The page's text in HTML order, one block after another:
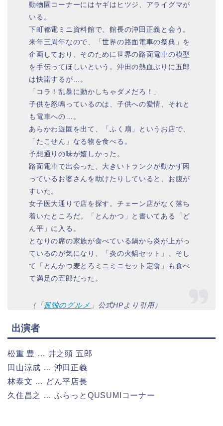
動物園コーナーにはヤギはヒツジ、アライグマが
いる。
下町都電ミニ資料館で、館長の沖田正義と会う。
来年三周年なので、「世界の路面電車の祭典」を
企画しており、そのために世界の路面電車の模型
を手伝ってほしいという。沖田の熱血ぶりに五郎
は快諾するが…。
「コラ！乱暴に動かしちゃダメだろ！」
子供を怒鳴っているのは、子供への愛情、それと
も電車への…。
あらかわ遊園を出て、「ふく扇」というお店で、
「たこせん」なる物を食べる。
予想通りの味が嬉しかった。
路面電車で出会った、大きいトランクが動かず困
っているお婆さんを助けたりしていると、お腹が
すいた。
女子医大通りで店を探す。チェーン店がなく落ち
着いたところだ。「とんかつ」と書いてある「ど
ん平」に入る。
となりの席の家族が食べている鍋から炎が上がっ
ているのが気になり、「炎の火鍋セット」、そし
て「とんかつ麦とろミニミニセット定食」も食べ
て満足の五郎だった。
（「 孤独のグルメ 」公式HPより引用）
出演者
松重 豊 … 井之頭 五郎
田山涼成 … 沖田正義
林泰文 … どん平店長
久住昌之 … ふらっとQUSUMIコーナー